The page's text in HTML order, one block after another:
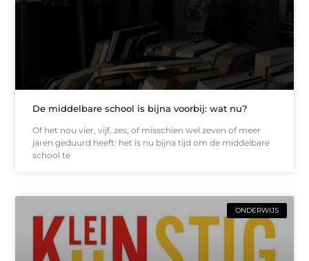
De middelbare school is bijna voorbij: wat nu?
Of het nou vier, vijf, zes, of misschien wel zeven of meer
jaren geduurd heeft: het is nu bijna tijd om de middelbare
school te
ONDERWIJS